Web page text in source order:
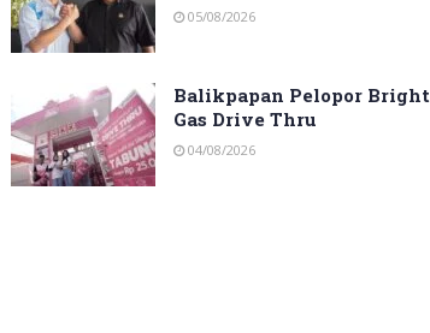
05/08/2026
Balikpapan Pelopor Bright
Gas Drive Thru
04/08/2026